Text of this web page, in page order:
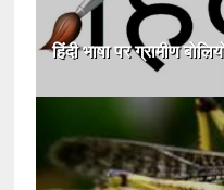
हिंदी भाषा पर ग्रामीण